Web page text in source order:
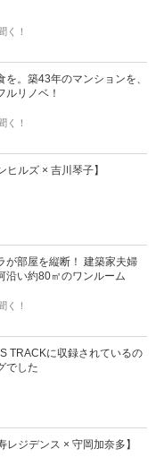
く！
。築43年のマンションを、
ルリノベ！
く！
ヒルズ × 吉川琴子】
が部屋を縦断！ 建築家夫婦
沿い約80㎡のワンルーム
く！
TRACKに収録されているの
でした
レジデンス × 守岡加奈多】